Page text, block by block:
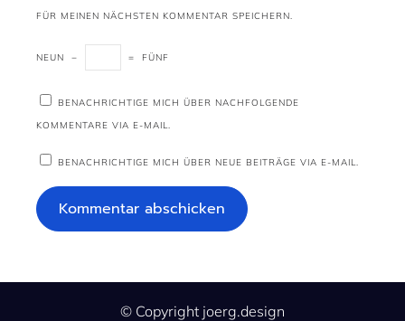
FÜR MEINEN NÄCHSTEN KOMMENTAR SPEICHERN.
NEUN − = FÜNF
BENACHRICHTIGE MICH ÜBER NACHFOLGENDE
KOMMENTARE VIA E-MAIL.
BENACHRICHTIGE MICH ÜBER NEUE BEITRÄGE VIA E-MAIL.
© Copyright joerg.design